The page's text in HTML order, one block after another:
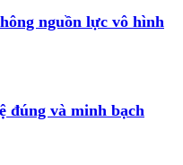
nguồn lực vô hình
đúng và minh bạch